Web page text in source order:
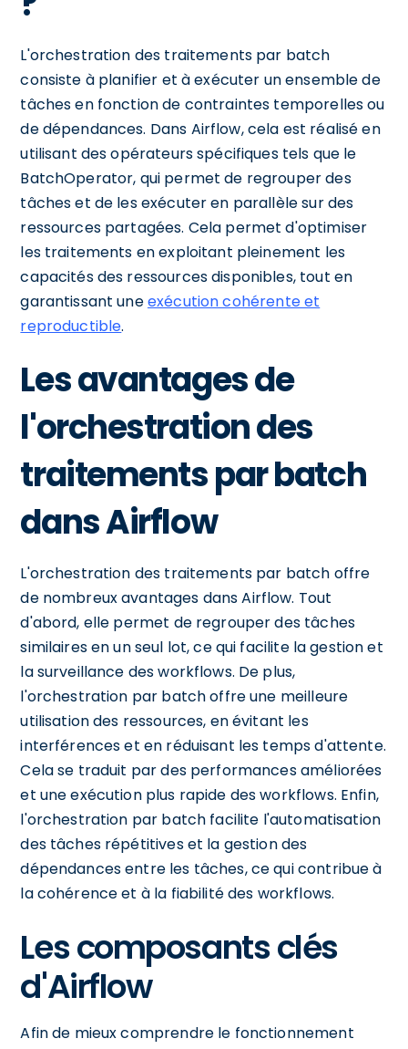
L'orchestration des traitements par batch
consiste à planifier et à exécuter un ensemble de
tâches en fonction de contraintes temporelles ou
de dépendances. Dans Airflow, cela est réalisé en
utilisant des opérateurs spécifiques tels que le
BatchOperator, qui permet de regrouper des
tâches et de les exécuter en parallèle sur des
ressources partagées. Cela permet d'optimiser
les traitements en exploitant pleinement les
capacités des ressources disponibles, tout en
garantissant uneexécution cohérente et
reproductible.
Les avantages de
l'orchestration des
traitements par batch
dans Airflow
L'orchestration des traitements par batch offre
de nombreux avantages dans Airflow. Tout
d'abord, elle permet de regrouper des tâches
similaires en un seul lot, ce qui facilite la gestion et
la surveillance des workflows. De plus,
l'orchestration par batch offre une meilleure
utilisation des ressources, en évitant les
interférences et en réduisant les temps d'attente.
Cela se traduit par des performances améliorées
et une exécution plus rapide des workflows. Enfin,
l'orchestration par batch facilite l'automatisation
des tâches répétitives et la gestion des
dépendances entre les tâches, ce qui contribue à
la cohérence et à la fiabilité des workflows.
Les composants clés
d'Airflow
Afin de mieux comprendre le fonctionnement